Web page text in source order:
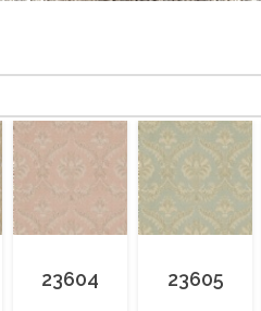
23604 23605